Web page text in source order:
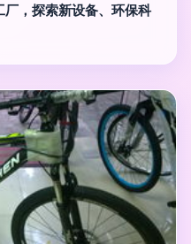
，探索新设备、环保科